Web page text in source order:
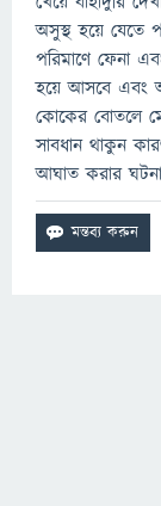
অসুস্থ হয়ে যেতে
পরিমাণে ফেনা
হয়ে আসবে এবং
কোকের বোতলে
সাবধান থাকুন
আঘাত করার